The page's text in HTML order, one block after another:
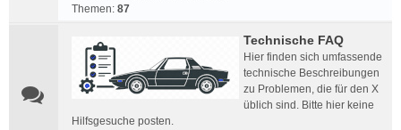
Themen: 87
Technische FAQ
Hier finden sich umfassende
technische Beschreibungen
zu Problemen, die für den X
üblich sind. Bitte hier keine
Hilfsgesuche posten.